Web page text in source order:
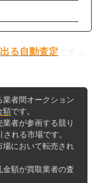
る自動査定
者間オークション
額です。
者が参画する競り
れる市場です。
場において転売され
額が買取業者の査